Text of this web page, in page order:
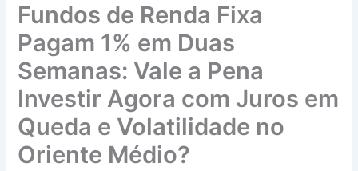
Fundos de Renda Fixa
Pagam 1% em Duas
Semanas: Vale a Pena
Investir Agora com Juros em
Queda e Volatilidade no
Oriente Médio?